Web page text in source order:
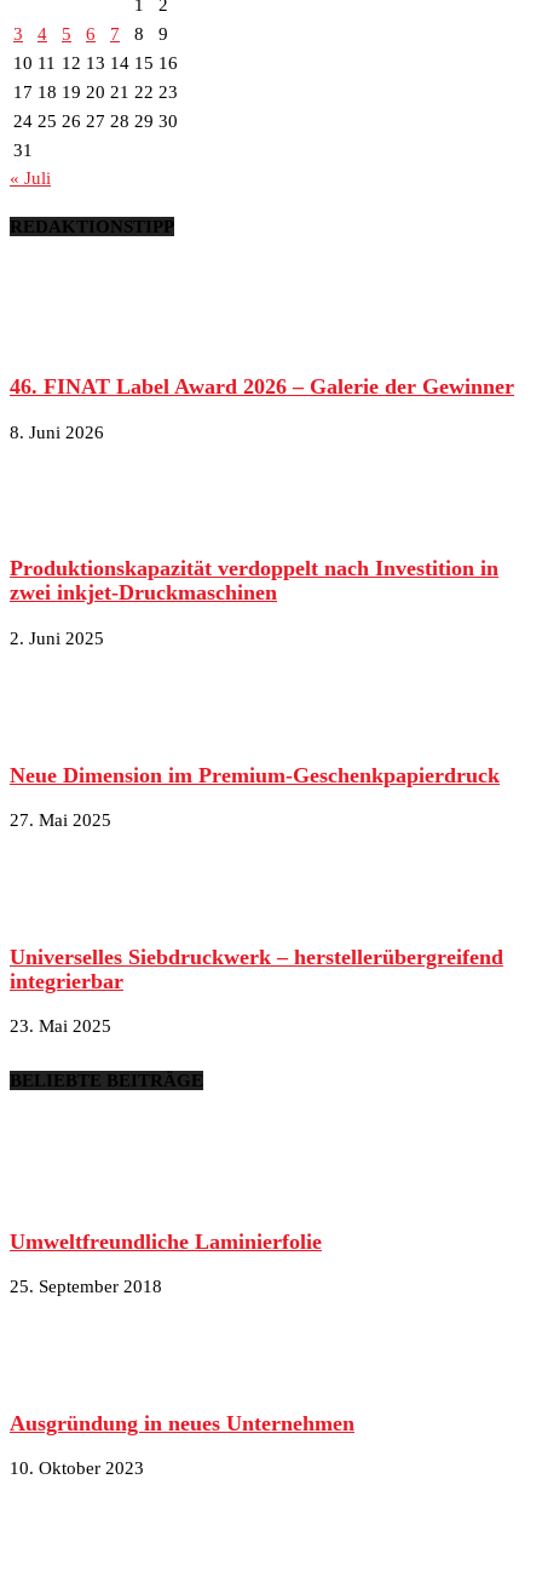
1
2
3
4 5 6 7 8
9
10 11 12 13 14 15 16
17 18 19 20 21 22 23
24 25 26 27 28 29 30
31
« Juli
REDAKTIONSTIPP
46. FINAT Label Award 2026 – Galerie der Gewinner
8. Juni 2026
Produktionskapazität verdoppelt nach Investition in
zwei inkjet-Druckmaschinen
2. Juni 2025
Neue Dimension im Premium-Geschenkpapierdruck
27. Mai 2025
Universelles Siebdruckwerk – herstellerübergreifend
integrierbar
23. Mai 2025
BELIEBTE BEITRÄGE
Umweltfreundliche Laminierfolie
25. September 2018
Ausgründung in neues Unternehmen
10. Oktober 2023